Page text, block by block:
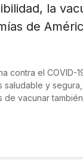
la
de
contra el COVID-
saludable y
de vacunar
económica de